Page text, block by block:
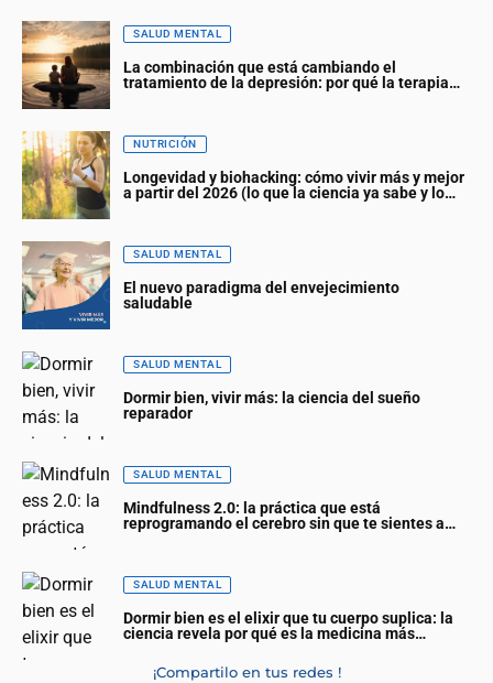
SALUD MENTAL
La combinación que está cambiando el
tratamiento de la depresión: por qué la terapia
NUTRICIÓN
Longevidad y biohacking: cómo vivir más y mejor
a partir del 2026 (lo que la ciencia ya sabe y lo
SALUD MENTAL
El nuevo paradigma del envejecimiento
saludable
SALUD MENTAL
Dormir bien, vivir más: la ciencia del sueño
reparador
SALUD MENTAL
Mindfulness 2.0: la práctica que está
reprogramando el cerebro sin que te sientes a
SALUD MENTAL
Dormir bien es el elixir que tu cuerpo suplica: la
ciencia revela por qué es la medicina más
¡Compartilo en tus redes !